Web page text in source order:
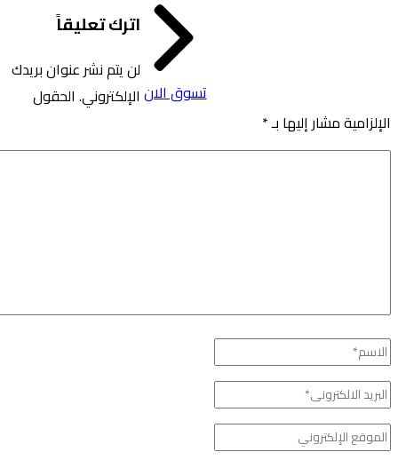
تسوق الان
اترك تعليقاً
لن يتم نشر عنوان بريدك
الإلكتروني.الحقول
مشار إليها بـ*